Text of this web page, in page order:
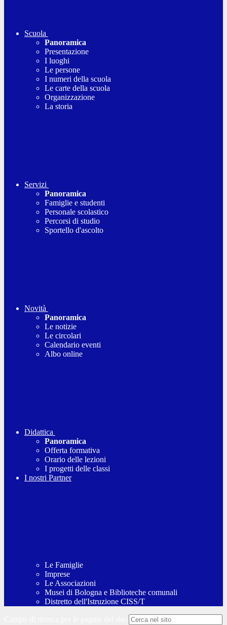
Scuola
Panoramica
Presentazione
I luoghi
Le persone
I numeri della scuola
Le carte della scuola
Organizzazione
La storia
Servizi
Panoramica
Famiglie e studenti
Personale scolastico
Percorsi di studio
Sportello d'ascolto
Novità
Panoramica
Le notizie
Le circolari
Calendario eventi
Albo online
Didattica
Panoramica
Offerta formativa
Orario delle lezioni
I progetti delle classi
I nostri Partner
Le Famiglie
Imprese
Le Associazioni
Musei di Bologna e Biblioteche comunali
Distretto dell'Istruzione CISS/T